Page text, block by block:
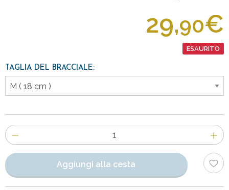
29,90€
ESAURITO
TAGLIA DEL BRACCIALE:
Numero
di
articoli
Aggiungi alla cesta